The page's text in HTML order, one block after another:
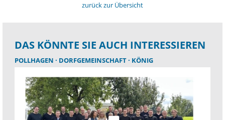
zurück zur Übersicht
DAS KÖNNTE SIE AUCH INTERESSIEREN
POLLHAGEN DORFGEMEINSCHAFT KÖNIG